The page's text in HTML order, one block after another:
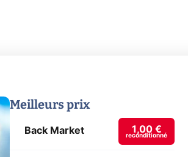
Meilleurs prix
Back Market 1,00 €
reconditionné